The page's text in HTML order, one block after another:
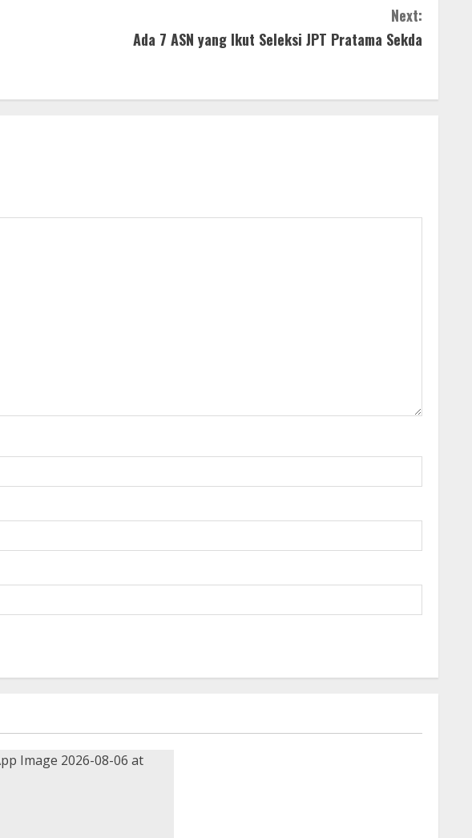
Next:
Ada 7 ASN yang Ikut Seleksi JPT Pratama Sekda